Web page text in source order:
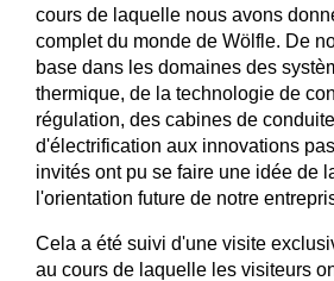
cours de laquelle nous avons
complet du monde de Wölfle. De
base dans les domaines des
thermique, de la technologie de
régulation, des cabines de
d'électrification aux innovations
invités ont pu se faire une idée de
l'orientation future de notre
Cela a été suivi d'une visite
au cours de laquelle les visiteurs